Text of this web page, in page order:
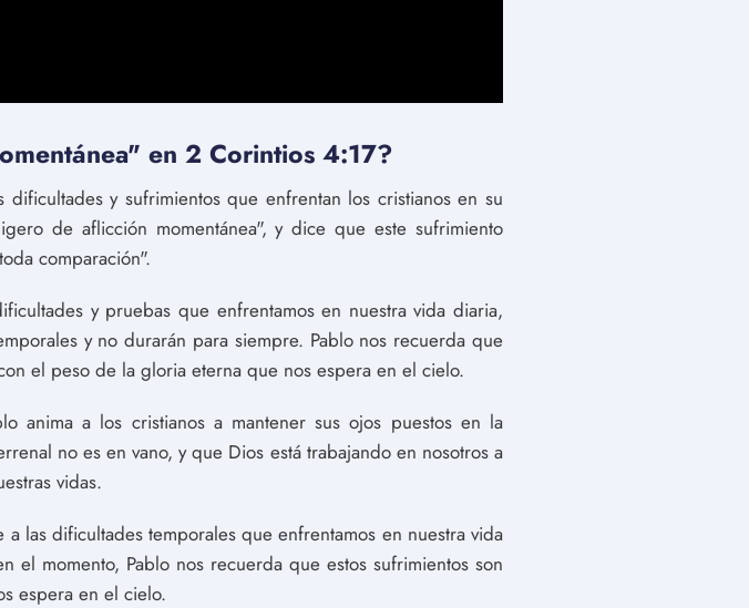
en 2 Corintios 4:17?
y sufrimientos que enfrentan los cristianos en su
de aflicción momentánea", y dice que este sufrimiento
comparación".
y pruebas que enfrentamos en nuestra vida diaria,
y no durarán para siempre. Pablo nos recuerda que
el peso de la gloria eterna que nos espera en el cielo.
anima a los cristianos a mantener sus ojos puestos en la
no es en vano, y que Dios está trabajando en nosotros a
vidas.
las dificultades temporales que enfrentamos en nuestra vida
momento, Pablo nos recuerda que estos sufrimientos son
espera en el cielo.